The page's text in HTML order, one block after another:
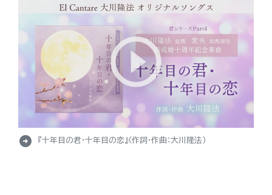
arrow_circle_right 『十年目の君・十年目の恋』（作詞・作曲：大川隆法）